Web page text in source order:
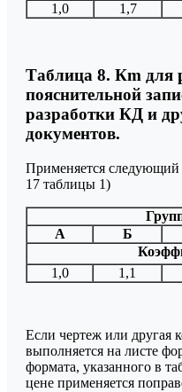
1,0 1,7
Таблица 8. Кm для
пояснительной
разработки КД и
документов.
Применяется
17 таблицы 1)
А
Б
1,0 1,1
Если чертеж или другая
выполняется на листе
формата, указанного в
цене применяется